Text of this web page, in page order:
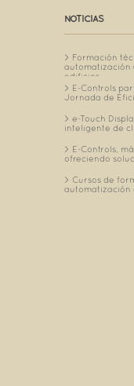
NOTICIAS
Formación
automatización
edificios...
E-Controls
Jornada de
e-Touch
inteligente de
E-Controls,
ofreciendo
Cursos de
automatización